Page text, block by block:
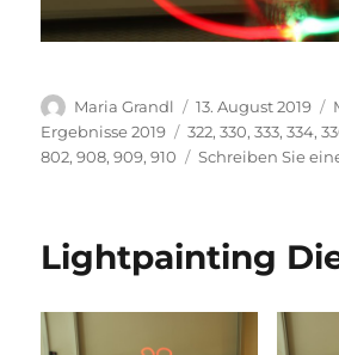
Autor
Maria Grandl
Veröffentlicht
am
13. August 2019
Ergebnisse 2019
Schlagwörter
322,330,333,334,
802,908,909,910 Schreiben Sie
Lightpainting